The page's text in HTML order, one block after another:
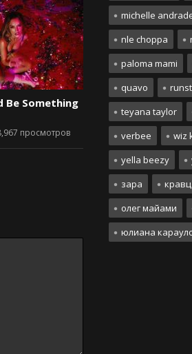
Be Something
просмотров
michelle
nle choppa
paloma mami
quavo
teyana taylor
verbee
wiz
yella beezy
зара
кравц
олег майами
юлиана